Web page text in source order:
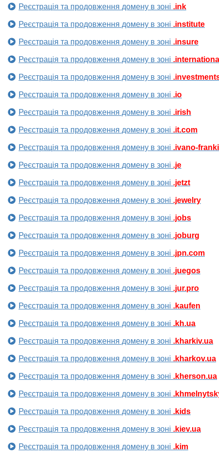
Реєстрація та продовження домену в зоні .ink
Реєстрація та продовження домену в зоні .institute
Реєстрація та продовження домену в зоні .insure
Реєстрація та продовження домену в зоні
Реєстрація та продовження домену в зоні
Реєстрація та продовження домену в зоні .io
Реєстрація та продовження домену в зоні .irish
Реєстрація та продовження домену в зоні .it.com
Реєстрація та продовження домену в зоні .ivano-
Реєстрація та продовження домену в зоні .je
Реєстрація та продовження домену в зоні .jetzt
Реєстрація та продовження домену в зоні .jewelry
Реєстрація та продовження домену в зоні .jobs
Реєстрація та продовження домену в зоні .joburg
Реєстрація та продовження домену в зоні .jpn.com
Реєстрація та продовження домену в зоні .juegos
Реєстрація та продовження домену в зоні .jur.pro
Реєстрація та продовження домену в зоні .kaufen
Реєстрація та продовження домену в зоні .kh.ua
Реєстрація та продовження домену в зоні .kharkiv.ua
Реєстрація та продовження домену в зоні .kharkov.ua
Реєстрація та продовження домену в зоні .kherson.ua
Реєстрація та продовження домену в зоні
Реєстрація та продовження домену в зоні .kids
Реєстрація та продовження домену в зоні .kiev.ua
Реєстрація та продовження домену в зоні .kim